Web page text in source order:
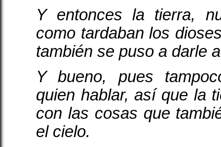
Y entonces la tierra,
como tardaban los
también se puso a darle
Y bueno, pues
quien hablar, así que la
con las cosas que
el cielo.